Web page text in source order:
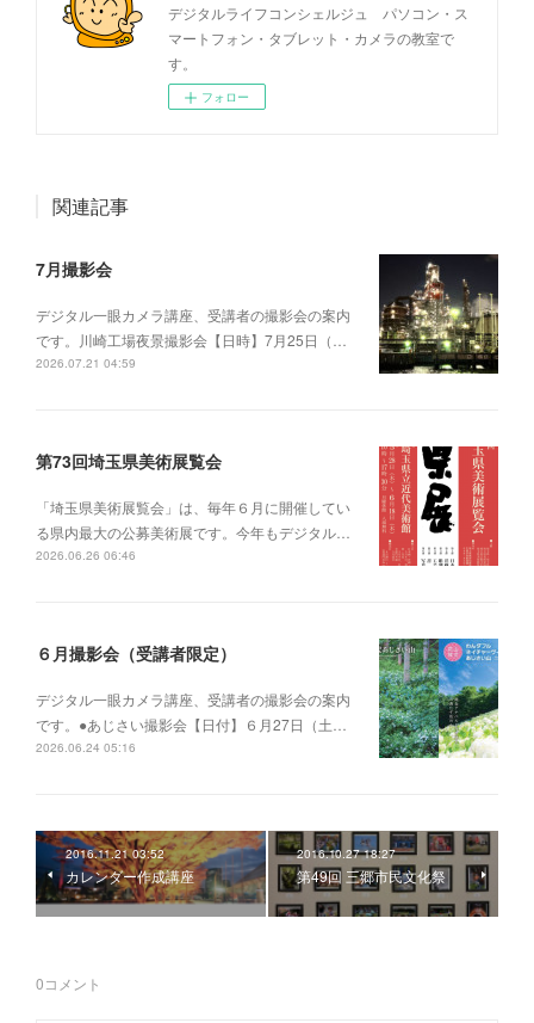
デジタルライフコンシェルジュ パソコン・ス
マートフォン・タブレット・カメラの教室で
す。
フォロー
関連記事
7月撮影会
デジタル一眼カメラ講座、受講者の撮影会の案内
です。川崎工場夜景撮影会【日時】7月25日（…
2026.07.21 04:59
第73回埼玉県美術展覧会
「埼玉県美術展覧会」は、毎年６月に開催してい
る県内最大の公募美術展です。今年もデジタル…
2026.06.26 06:46
６月撮影会（受講者限定）
デジタル一眼カメラ講座、受講者の撮影会の案内
です。●あじさい撮影会【日付】６月27日（土…
2026.06.24 05:16
2016.11.21 03:52
カレンダー作成講座
2016.10.27 18:27
第49回 三郷市民文化祭
0コメント